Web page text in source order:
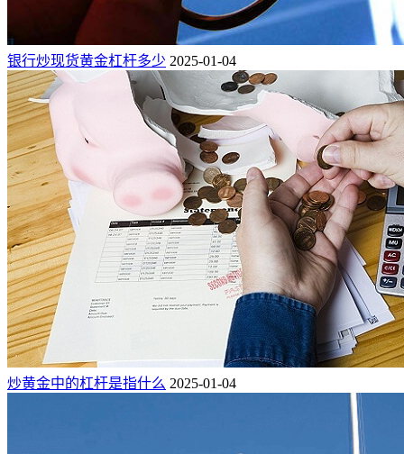
银行炒现货黄金杠杆多少 2025-01-04
炒黄金中的杠杆是指什么 2025-01-04